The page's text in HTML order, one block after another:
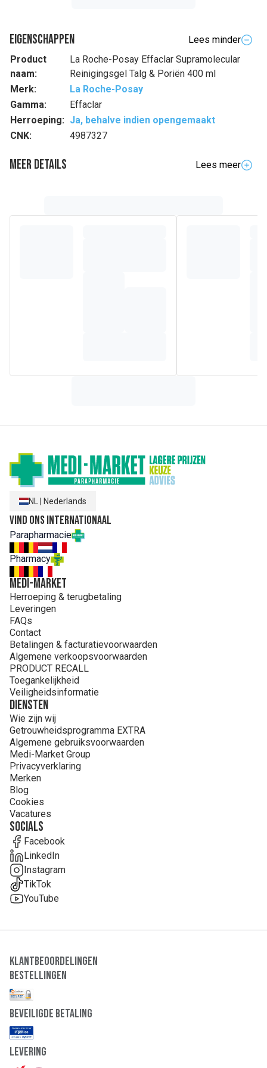
Eigenschappen
Lees minder
Product
naam:
La Roche-Posay Effaclar Supramolecular
Reinigingsgel Talg & Poriën 400 ml
Merk:
La Roche-Posay
Gamma:
Effaclar
Herroeping: Ja, behalve indien opengemaakt
CNK:
4987327
Meer details
Lees meer
NL Nederlands
Vind ons internationaal
Parapharmacie
Pharmacy
MEDI-MARKET
Herroeping & terugbetaling
Leveringen
FAQs
Contact
Betalingen & facturatievoorwaarden
Algemene verkoopsvoorwaarden
PRODUCT RECALL
Toegankelijkheid
Veiligheidsinformatie
Diensten
Wie zijn wij
Getrouwheidsprogramma EXTRA
Algemene gebruiksvoorwaarden
Medi-Market Group
Privacyverklaring
Merken
Blog
Cookies
Vacatures
Socials
Facebook
LinkedIn
Instagram
TikTok
YouTube
Klantbeoordelingen
Bestellingen
Beveiligde Betaling
Levering